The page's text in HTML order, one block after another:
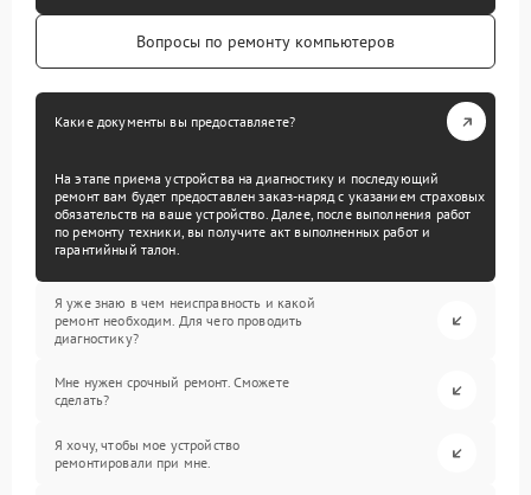
Вопросы по ремонту компьютеров
Какие документы вы предоставляете?
На этапе приема устройства на диагностику и последующий
ремонт вам будет предоставлен заказ-наряд с указанием страховых
обязательств на ваше устройство. Далее, после выполнения работ
по ремонту техники, вы получите акт выполненных работ и
гарантийный талон.
Я уже знаю в чем неисправность и какой
ремонт необходим. Для чего проводить
диагностику?
Мне нужен срочный ремонт. Сможете
сделать?
Я хочу, чтобы мое устройство
ремонтировали при мне.